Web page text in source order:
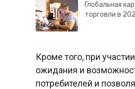
Глобальная
торговли в
Кроме того, при
ожидания и
потребителей и